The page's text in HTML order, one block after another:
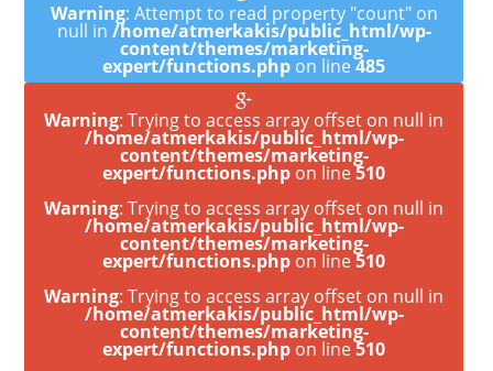
Warning: Attempt to read property "count" on
null in /home/atmerkakis/public_html/wp-
content/themes/marketing-
expert/functions.php on line485
Warning: Trying to access array offset on null in
/home/atmerkakis/public_html/wp-
content/themes/marketing-
expert/functions.php on line510
Warning: Trying to access array offset on null in
/home/atmerkakis/public_html/wp-
content/themes/marketing-
expert/functions.php on line510
Warning: Trying to access array offset on null in
/home/atmerkakis/public_html/wp-
content/themes/marketing-
expert/functions.php on line510